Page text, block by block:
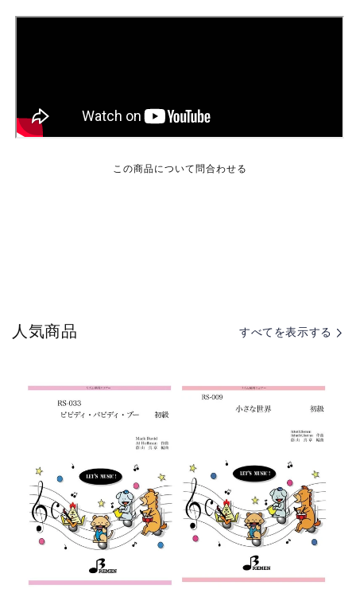
この商品について問合わせる
人気商品 すべてを表示する